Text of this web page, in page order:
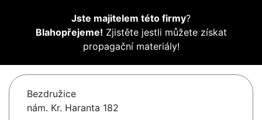
Jste majitelem této firmy?
Blahopřejeme! Zjistěte jestli můžete získat
propagační materiály!
Bezdružice
nám. Kr. Haranta 182